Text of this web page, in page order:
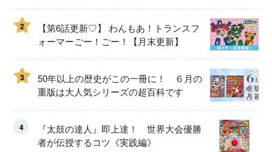
2
【第6話更新♡】 わんもあ！トランスフ
ォーマーごー！ごー！【月末更新】
3
50年以上の歴史がこの一冊に！ ６月の
重版は大人気シリーズの超百科です
4
『太鼓の達人』即上達！ 世界大会優勝
者が伝授するコツ《実践編》